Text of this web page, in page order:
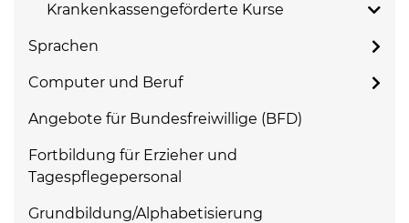
Krankenkassengeförderte Kurse
Sprachen
Computer und Beruf
Angebote für Bundesfreiwillige (BFD)
Fortbildung für Erzieher und
Tagespflegepersonal
Grundbildung/Alphabetisierung